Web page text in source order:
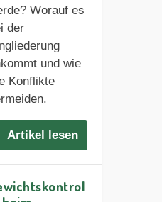
Worauf es
der
und wie
Konflikte
Artikel lesen